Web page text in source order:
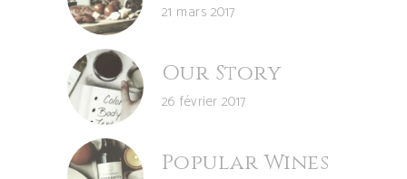
21 mars 2017
Our Story
26 février 2017
Popular Wines